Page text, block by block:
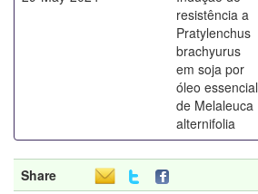
resistência a
Pratylenchus
brachyurus
em soja por
óleo essencial
de Melaleuca
alternifolia
Share